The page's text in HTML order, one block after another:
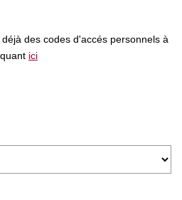
des codes d'accés personnels à
ici